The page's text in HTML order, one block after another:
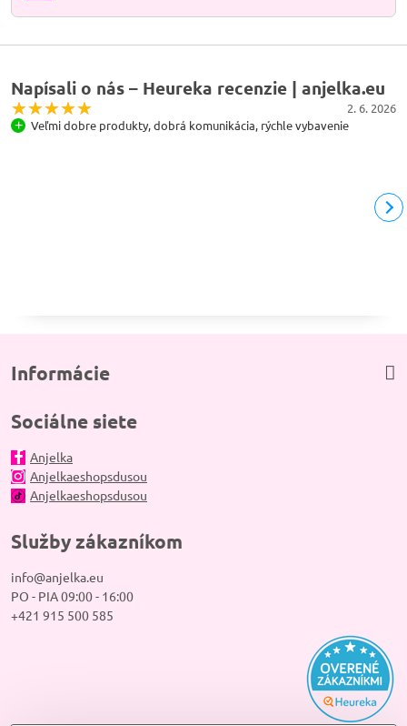
Napísali o nás – Heureka recenzie | anjelka.eu
2. 6. 2026
Veľmi dobre produkty, dobrá komunikácia, rýchle vybavenie
Informácie
Sociálne siete
Anjelka
Anjelkaeshopsdusou
Anjelkaeshopsdusou
Služby zákazníkom
info@anjelka.eu
PO - PIA 09:00 - 16:00
+421 915 500 585